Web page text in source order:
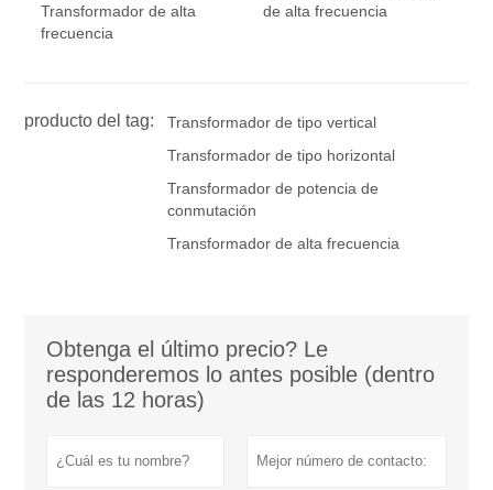
Transformador de alta
frecuencia
de alta frecuencia
producto del tag:
Transformador de tipo vertical
Transformador de tipo horizontal
Transformador de potencia de
conmutación
Transformador de alta frecuencia
Obtenga el último precio? Le
responderemos lo antes posible (dentro
de las 12 horas)